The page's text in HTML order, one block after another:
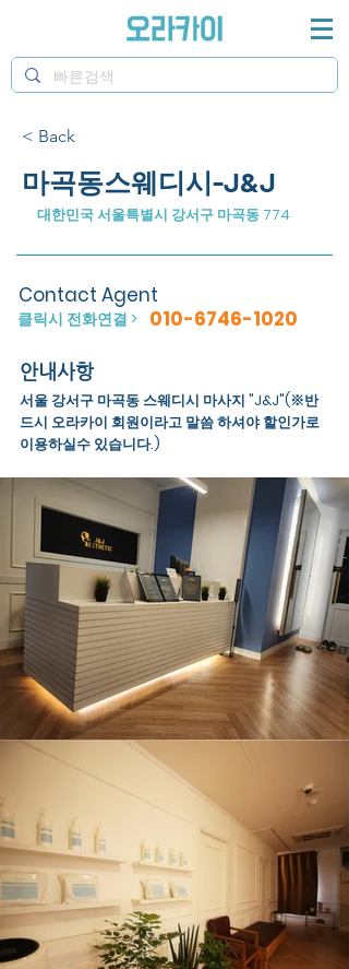
< Back
마곡동스웨디시-J&J
대한민국 서울특별시 강서구 마곡동 774
010-6746-1020
클릭시 전화연결 >
Contact Agent
안내사항
서울 강서구 마곡동 스웨디시 마사지 "J&J"(※반
드시 오라카이 회원이라고 말씀 하셔야 할인가로
이용하실수 있습니다.)